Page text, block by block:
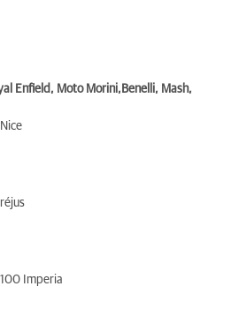
Enfield, Moto Morini,Benelli, Mash,
Imperia